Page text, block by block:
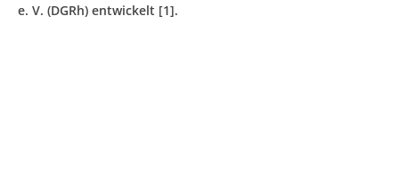
e. V. (DGRh) entwickelt [1].